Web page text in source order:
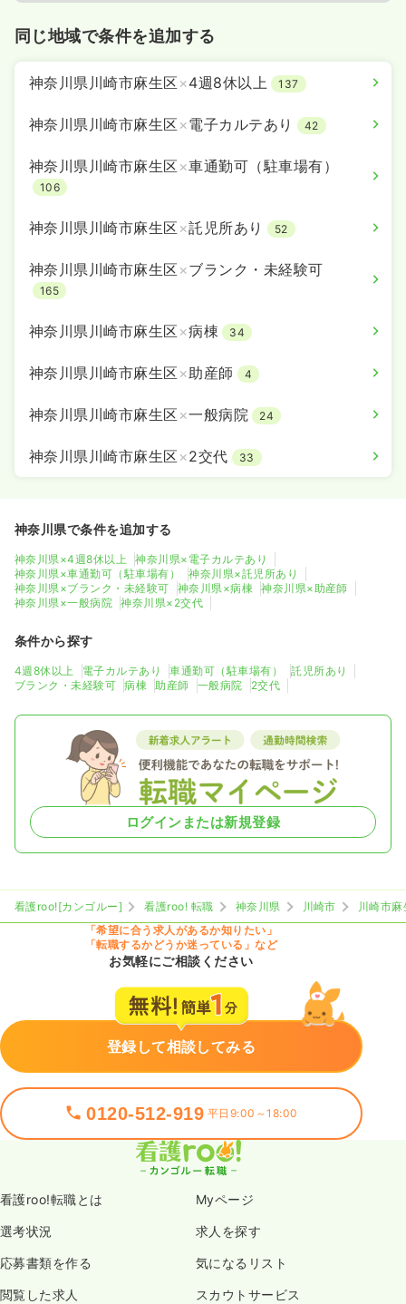
給与 27.0 万円 /月 賞与4ヶ月
※経験9年の例
時間 8:30～17:30（休憩60分）
日祝休み
年間休日122日 月給29万円以上可
気になる 詳細を見る
給与 36.1
※経験3年の例
ブランク可
ICU系正看護師 一般病院
2交代（常勤）
給与 36.1万円〜 /月 賞与4ヶ月
※経験3年の例
時間 8:30～17:30
月給40万円以上可
気になる 詳細を見る
同じ地域で条件を追加する
神奈川県川崎市麻生区 ×4週8休以上 137
神奈川県川崎市麻生区 ×電子カルテあり 42
神奈川県川崎市麻生区 ×車通勤可（駐車場有）
106
神奈川県川崎市麻生区 ×託児所あり 52
神奈川県川崎市麻生区 ×ブランク・未経験可
165
神奈川県川崎市麻生区 ×病棟 34
神奈川県川崎市麻生区 ×助産師 4
神奈川県川崎市麻生区 ×一般病院 24
神奈川県川崎市麻生区 ×2交代 33
神奈川県で条件を追加する
神奈川県×4週8休以上
神奈川県×電子カルテあり
神奈川県×車通勤可（駐車場有）
神奈川県×託児所あり
神奈川県×ブランク・未経験可
神奈川県×病棟
神奈川県×助産師
神奈川県×一般病院
神奈川県×2交代
条件から探す
4週8休以上 電子カルテあり 車通勤可（駐車場有）
託児所あり
ブランク・未経験可
病棟 助産師 一般病院 2交代
ログインまたは新規登録
看護roo![カンゴルー] 看護roo! 転職 神奈川県 川崎市
川崎市
「希望に合う求人があるか知りたい」
「転職するかどうか迷っている」など
お気軽にご相談ください
登録して相談してみる
0120-512-919 平日9:00～18:00
看護roo!転職とは Myページ
選考状況 求人を探す
応募書類を作る 気になるリスト
閲覧した求人 スカウトサービス